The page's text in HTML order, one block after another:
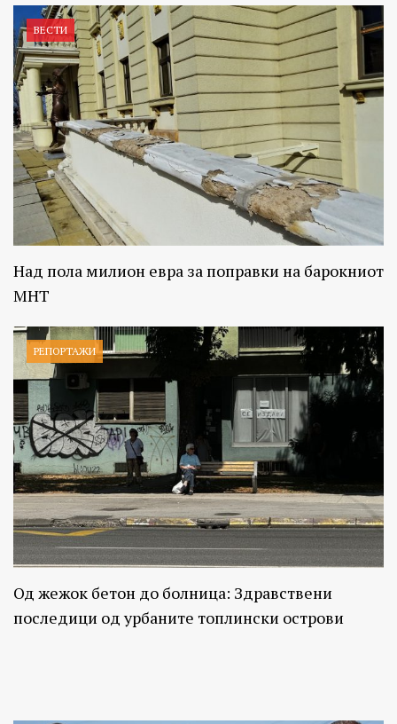
ВЕСТИ
Над пола милион евра за поправки на барокниот
МНТ
РЕПОРТАЖИ
Од жежок бетон до болница: Здравствени
последици од урбаните топлински острови